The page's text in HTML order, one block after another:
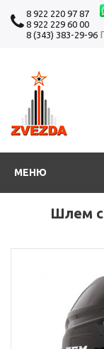
8 922 220 97 87
8 922 229 60 00
8 (343) 383-29-96
МЕНЮ
Шлем с